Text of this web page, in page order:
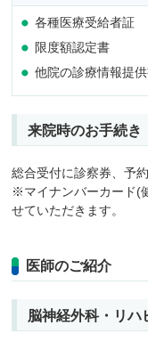
各種医療受給者証
限度額認定書
他院の診療情報提供
来院時のお手続き
総合受付に診察券、予
※マイナンバーカード(
せていただきます。
医師のご紹介
脳神経外科・リハ